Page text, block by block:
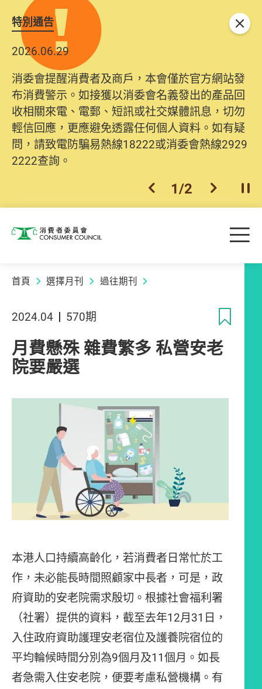
特別通告
2026.06.29
消委會提醒消費者及商戶，本會僅於官方網站發
布消費警示。如接獲以消委會名義發出的產品回
收相關來電、電郵、短訊或社交媒體訊息，切勿
輕信回應，更應避免透露任何個人資料。如有疑
問，請致電防騙易熱線18222或消委會熱線2929
2222查詢。
上一個
1/2 下一個開
關閉
消費者委員會 目
首頁 選擇月刊 過往期刊
2024.04 570期
月費懸殊 雜費繁多 私營安老
院要嚴選
本港人口持續高齡化，若消費者日常忙於工
作，未必能長時間照顧家中長者，可是，政
府資助的安老院需求殷切。根據社會福利署
（社署）提供的資料，截至去年12月31日，
入住政府資助護理安老宿位及護養院宿位的
平均輪候時間分別為9個月及11個月。如長
者急需入住安老院，便要考慮私營機構。有